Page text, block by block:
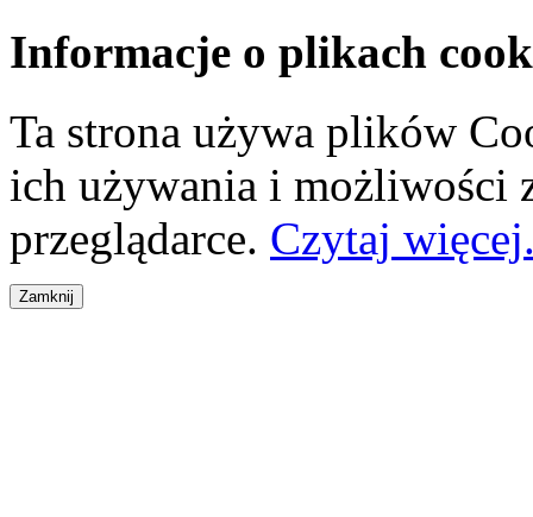
Informacje o plikach
Ta strona używa plików
ich używania i możliwości
przeglądarce. Czytaj